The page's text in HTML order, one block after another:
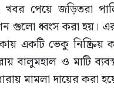
পেয়ে জড়িতরা
গুলো ধ্বংস করা হয়।
একটি ভেকু নিষ্ক্রিয়
বালুমহাল ও মাটি
মামলা দায়ের করা